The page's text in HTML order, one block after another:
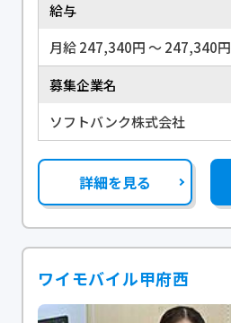
給与
月給 247,340円 〜 247,340円
募集企業名
ソフトバンク株式会社
詳細を見る
ワイモバイル甲府西